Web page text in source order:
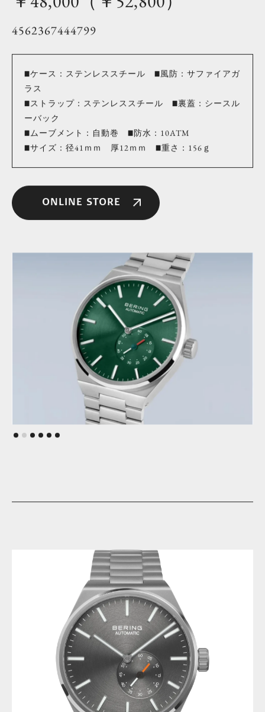
4562367444799
■ケース：ステンレススチール ■風防：サファイアガ
ラス
■ストラップ：ステンレススチール ■裏蓋：シースル
ーバック
■ムーブメント：自動巻 ■防水：10ATM
■サイズ：径41ｍｍ 厚12ｍｍ ■重さ：156ｇ
ONLINE STORE